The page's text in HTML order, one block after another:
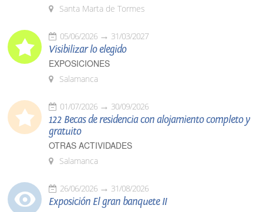
Santa Marta de Tormes
05/06/2026 31/03/2027
Visibilizar lo elegido
EXPOSICIONES
Salamanca
01/07/2026 30/09/2026
122 Becas de residencia con alojamiento completo y
gratuito
OTRAS ACTIVIDADES
Salamanca
26/06/2026 31/08/2026
Exposición El gran banquete II